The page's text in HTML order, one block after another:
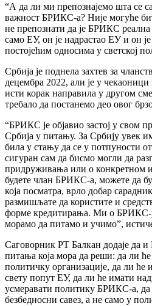
“А да ли ми препознајемо шта се
важност БРИКС-а? Није могуће
не препознати да је БРИКС
само ЕУ, он је надрастао ЕУ и он
постојећим односима у светској
Србија је поднела захтев за
децембра 2022, али је у
исти корак направила у другом
требало да постанемо део овог
“БРИКС је објавио застој у свом
Србија у питању. За Србију увек
била у стању да се у потпуности
сигуран сам да бисмо могли да
придруживања или о конкретном
будете члан БРИКС-а, можете да
која посматра, врло добар
размишљате да користите и
форме кредитирања. Ми о БРИКС-
морамо да питамо и учимо”,
Саговорник РТ Балкан додаје да
питања која мора да реши: да ли
политичку организације, да ли ће
свету попут ЕУ, да ли ће имати
усмеравати политику БРИКС-а, да
безбедносни савез, а не само у